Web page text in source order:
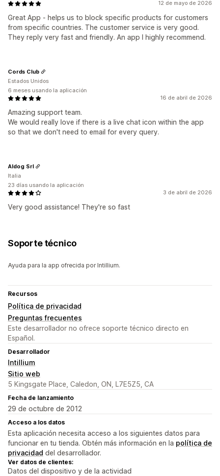
12 de mayo de 2026
Great App - helps us to block specific products for customers
from specific countries. The customer service is very good.
They reply very fast and friendly. An app I highly recommend.
16 de abril de 2026
Amazing support team.
We would really love if there is a live chat icon within the app
so that we don't need to email for every query.
Cords Club
Estados Unidos
6 meses usando la aplicación
3 de abril de 2026
Very good assistance! They're so fast
Aldog Srl
Italia
23 días usando la aplicación
Soporte técnico
Ayuda para la app ofrecida por Intillium.
Recursos
Política de privacidad
Preguntas frecuentes
Este desarrollador no ofrece soporte técnico directo en
Español.
Desarrollador
Intillium
Sitio web
5 Kingsgate Place, Caledon, ON, L7E5Z5, CA
Fecha de lanzamiento
29 de octubre de 2012
Acceso a los datos
Esta aplicación necesita acceso a los siguientes datos para
funcionar en tu tienda. Obtén más información en la política de
privacidad del desarrollador.
Ver datos de clientes:
Datos del dispositivo y de la actividad